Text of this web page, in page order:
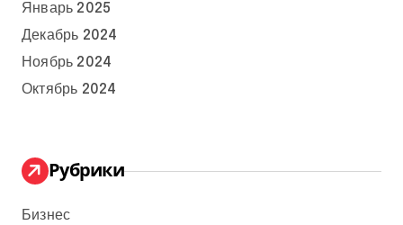
Январь 2025
Декабрь 2024
Ноябрь 2024
Октябрь 2024
Рубрики
Бизнес